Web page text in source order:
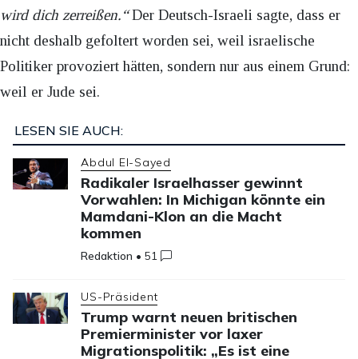
wird dich zerreißen.“Der Deutsch-Israeli sagte, dass er
nicht deshalb gefoltert worden sei, weil israelische
Politiker provoziert hätten, sondern nur aus einem Grund:
weil er Jude sei.
LESEN SIE AUCH:
Abdul El-Sayed
Radikaler Israelhasser gewinnt
Vorwahlen: In Michigan könnte ein
Mamdani-Klon an die Macht
kommen
Redaktion •51
US-Präsident
Trump warnt neuen britischen
Premierminister vor laxer
Migrationspolitik: „Es ist eine